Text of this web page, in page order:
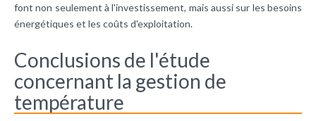
font non seulement à l'investissement, mais aussi sur les besoins
énergétiques et les coûts d'exploitation.
Conclusions de l'étude
concernant la gestion de
température